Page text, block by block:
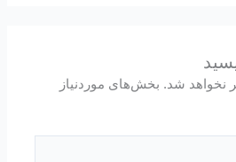
نخواهد شد. بخش‌های موردنیاز